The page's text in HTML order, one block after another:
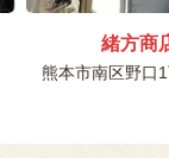
緒方商
熊本市南区野口